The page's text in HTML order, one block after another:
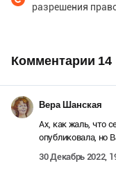
разрешения
Комментарии 14
Вера Шанская
Ах, как жаль, что
опубликовала, но
30 Декабрь 2022,